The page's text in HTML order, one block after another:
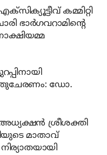
കമ്മിറ്റി
ഭാര്‍ഗവറാമിന്റെ
ഡോ.
ശ്രീശക്തി
മാതാവ്